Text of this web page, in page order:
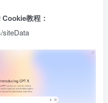
教程：
siteData